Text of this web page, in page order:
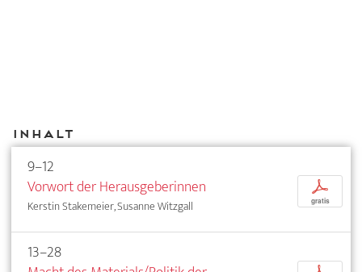
Inhalt
9–12
Vorwort der Herausgeberinnen
Kerstin Stakemeier, Susanne Witzgall
p
gratis
13–28